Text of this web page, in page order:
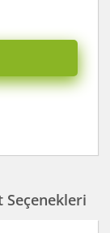
Seçenekleri